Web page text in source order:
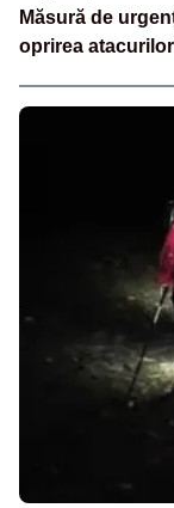
Măsură de
oprirea